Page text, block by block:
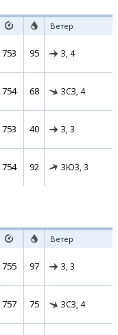
Ветер
753 95 З, 4
754 68 ЗСЗ, 4
753 40 З, 3
754 92 ЗЮЗ, 3
Ветер
755 97 З, 3
757 75 ЗСЗ, 4